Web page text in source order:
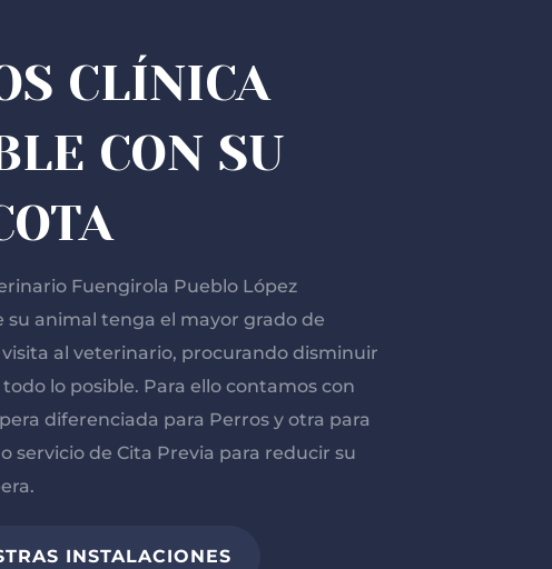
CLÍNICA
CON SU
Fuengirola Pueblo López
su animal tenga el mayor grado de
al veterinario, procurando disminuir
lo posible. Para ello contamos con
diferenciada para Perros y otra para
servicio de Cita Previa para reducir su
INSTALACIONES